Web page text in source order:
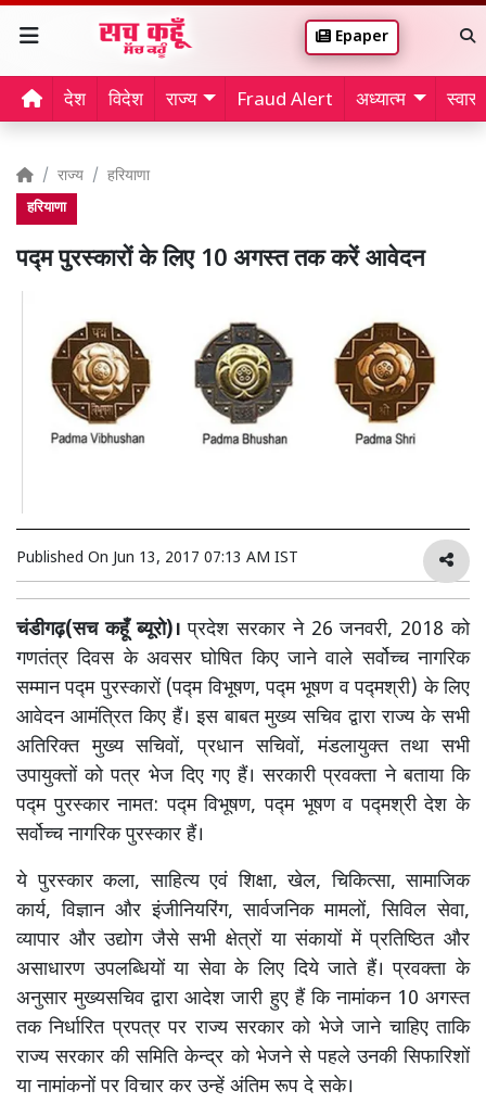
Epaper
देश विदेश राज्य Fraud Alert अध्यात्म
राज्य हरियाणा
हरियाणा
पद्म पुरस्कारों के लिए 10 अगस्त तक करें आवेदन
Published On Jun 13, 2017 07:13 AM IST
चंडीगढ़(सच कहूँ ब्यूरो)। प्रदेश सरकार ने 26 जनवरी, 2018 को
गणतंत्र दिवस के अवसर घोषित किए जाने वाले सर्वोच्च नागरिक
सम्मान पद्म पुरस्कारों (पद्म विभूषण, पद्म भूषण व पद्मश्री) के लिए
आवेदन आमंत्रित किए हैं। इस बाबत मुख्य सचिव द्वारा राज्य के सभी
अतिरिक्त मुख्य सचिवों, प्रधान सचिवों, मंडलायुक्त तथा सभी
उपायुक्तों को पत्र भेज दिए गए हैं। सरकारी प्रवक्ता ने बताया कि
पद्म पुरस्कार नामत: पद्म विभूषण, पद्म भूषण व पद्मश्री देश के
सर्वोच्च नागरिक पुरस्कार हैं।
ये पुरस्कार कला, साहित्य एवं शिक्षा, खेल, चिकित्सा, सामाजिक
कार्य, विज्ञान और इंजीनियरिंग, सार्वजनिक मामलों, सिविल सेवा,
व्यापार और उद्योग जैसे सभी क्षेत्रों या संकायों में प्रतिष्ठित और
असाधारण उपलब्धियों या सेवा के लिए दिये जाते हैं। प्रवक्ता के
अनुसार मुख्यसचिव द्वारा आदेश जारी हुए हैं कि नामांकन 10 अगस्त
तक निर्धारित प्रपत्र पर राज्य सरकार को भेजे जाने चाहिए ताकि
राज्य सरकार की समिति केन्द्र को भेजने से पहले उनकी सिफारिशों
या नामांकनों पर विचार कर उन्हें अंतिम रूप दे सके।